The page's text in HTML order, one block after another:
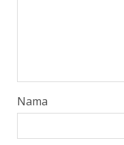
Nama